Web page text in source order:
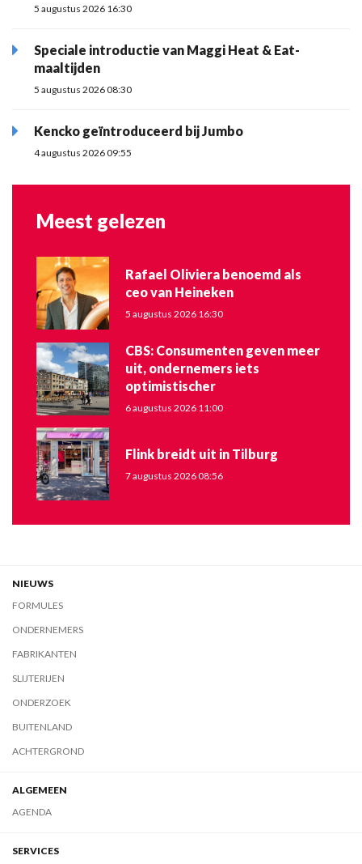
5 augustus 2026 16:30
Speciale introductie van Maggi Heat & Eat-
maaltijden
5 augustus 2026 08:30
Kencko geïntroduceerd bij Jumbo
4 augustus 2026 09:55
Meest gelezen
Rafael Oliviera benoemd als
ceo van Heineken
5 augustus 2026 16:30
CBS: Consumenten geven meer
uit, ondernemers iets
optimistischer
6 augustus 2026 11:00
Flink breidt uit in Tilburg
7 augustus 2026 08:56
NIEUWS
FORMULES
ONDERNEMERS
FABRIKANTEN
SLIJTERIJEN
ONDERZOEK
BUITENLAND
ACHTERGROND
ALGEMEEN
AGENDA
SERVICES